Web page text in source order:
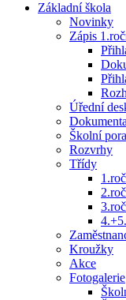
Základní škola
Novinky
Zápis
Úřední
Školní
Rozvrhy
Třídy
Kroužky
Akce
Fotogalerie